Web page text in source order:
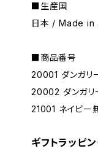
■生産国
日本 / Made in
■商品番号
20001 ダンガリ
20002 ダンガリ
21001 ネイビー
ギフトラッピン